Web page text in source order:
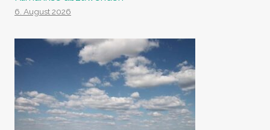
6. August 2026